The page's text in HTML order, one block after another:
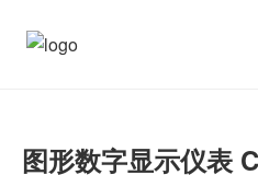
图形数字显示仪表